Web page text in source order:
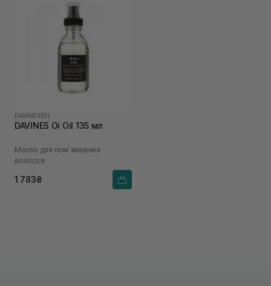
DAVINES OI
DAVINES Oi Oil 135 мл
Масло для пом`якшення
волосся
1 783₴